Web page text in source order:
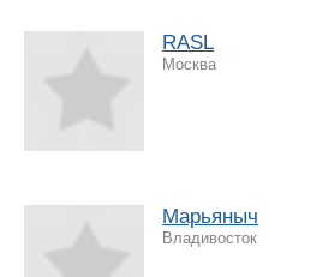
RASL
Москва
Марьяныч
Владивосток